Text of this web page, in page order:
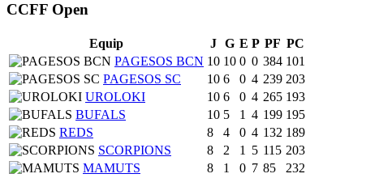
CCFF Open
Equip J G E P PF PC
PAGESOS BCN 10 10 0 0 384 101
PAGESOS SC
10 6 0 4 239 203
UROLOKI
10 6 0 4 265 193
BUFALS
10 5 1 4 199 195
REDS
8 4 0 4 132 189
SCORPIONS
8 2 1 5 115 203
MAMUTS
8 1 0 7 85
232